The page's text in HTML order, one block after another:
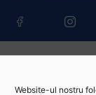
Website-ul nostru